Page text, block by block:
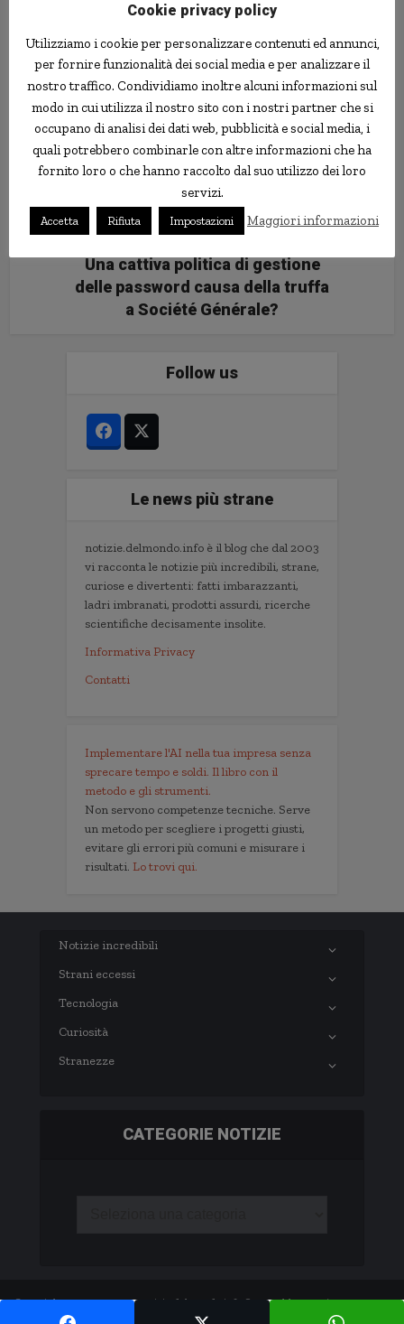
Sindaco coinvolto nel rapimento
di un cane si è dimesso
Una cattiva politica di gestione
delle password causa della truffa
a Société Générale?
Follow us
Le news più strane
notizie.delmondo.info è il blog che dal 2003
vi racconta le notizie più incredibili, strane,
curiose e divertenti: fatti imbarazzanti,
ladri imbranati, prodotti assurdi, ricerche
scientifiche decisamente insolite.
Informativa Privacy
Contatti
Implementare l'AI nella tua impresa senza
sprecare tempo e soldi. Il libro con il
metodo e gli strumenti.
Non servono competenze tecniche. Serve
un metodo per scegliere i progetti giusti,
evitare gli errori più comuni e misurare i
risultati. Lo trovi qui.
Notizie incredibili
Strani eccessi
Tecnologia
Curiosità
Stranezze
CATEGORIE NOTIZIE
Copyright © 2003-2020 notizie.delmondo.info Questo blog non è una testata
Cookie privacy policy
Utilizziamo i cookie per personalizzare contenuti ed annunci,
per fornire funzionalità dei social media e per analizzare il
nostro traffico. Condividiamo inoltre alcuni informazioni sul
modo in cui utilizza il nostro sito con i nostri partner che si
occupano di analisi dei dati web, pubblicità e social media, i
quali potrebbero combinarle con altre informazioni che ha
fornito loro o che hanno raccolto dal suo utilizzo dei loro
servizi.
Accetta Rifiuta Impostazioni Maggiori informazioni